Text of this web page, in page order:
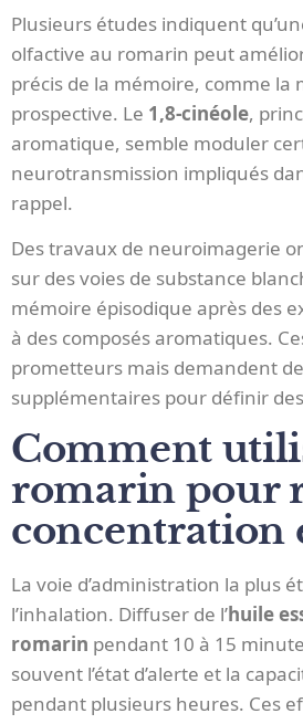
Plusieurs études indiquent
olfactive au romarin peut
précis de la mémoire, comme la
prospective. Le 1,8‑cinéole,
aromatique, semble moduler
neurotransmission impliqués
rappel.
Des travaux de neuroimagerie
sur des voies de substance
mémoire épisodique après des
à des composés aromatiques.
prometteurs mais demandent
supplémentaires pour définir
Comment
romarin pour
concentration
La voie d’administration la plus
l’inhalation. Diffuser de l’huile
romarin pendant 10 à 15
souvent l’état d’alerte et la
pendant plusieurs heures. Ces